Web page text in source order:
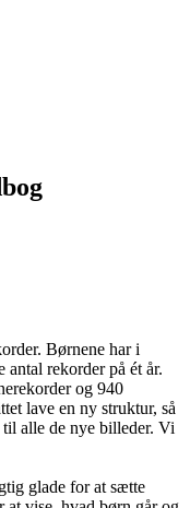
Børnene har i
antal rekorder på ét år.
og 940
lave en ny struktur, så
alle de nye billeder. Vi
glade for at sætte